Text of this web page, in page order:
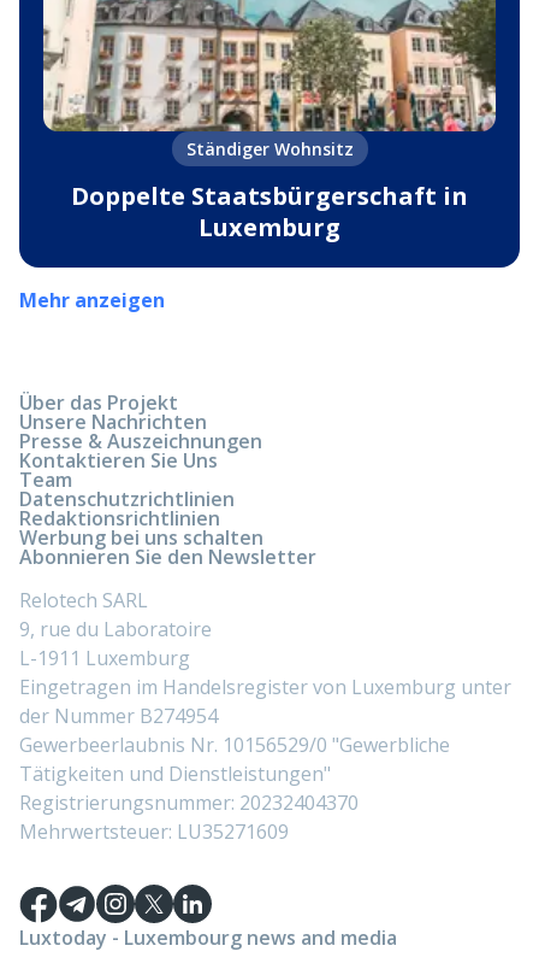
Ständiger Wohnsitz
Doppelte Staatsbürgerschaft in
Luxemburg
Mehr anzeigen
Über das Projekt
Unsere Nachrichten
Presse & Auszeichnungen
Kontaktieren Sie Uns
Team
Datenschutzrichtlinien
Redaktionsrichtlinien
Werbung bei uns schalten
Abonnieren Sie den Newsletter
Relotech SARL
9, rue du Laboratoire
L-1911 Luxemburg
Eingetragen im Handelsregister von Luxemburg unter
der Nummer B274954
Gewerbeerlaubnis Nr. 10156529/0 "Gewerbliche
Tätigkeiten und Dienstleistungen"
Registrierungsnummer: 20232404370
Mehrwertsteuer: LU35271609
Luxtoday - Luxembourg news and media